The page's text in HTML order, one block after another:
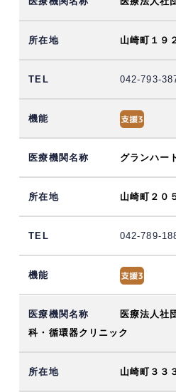
山崎町１９
042-793-
グランハー
山崎町２０
042-789-
医療法人
科・循環器クリニック
山崎町３３